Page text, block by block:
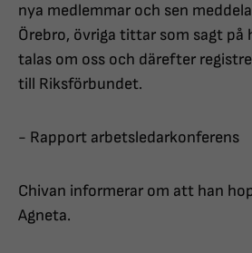
nya medlemmar och sen
Örebro, övriga tittar som sagt på
talas om oss och därefter
till Riksförbundet.
- Rapport arbetsledarkonferens
Chivan informerar om att han
Agneta.